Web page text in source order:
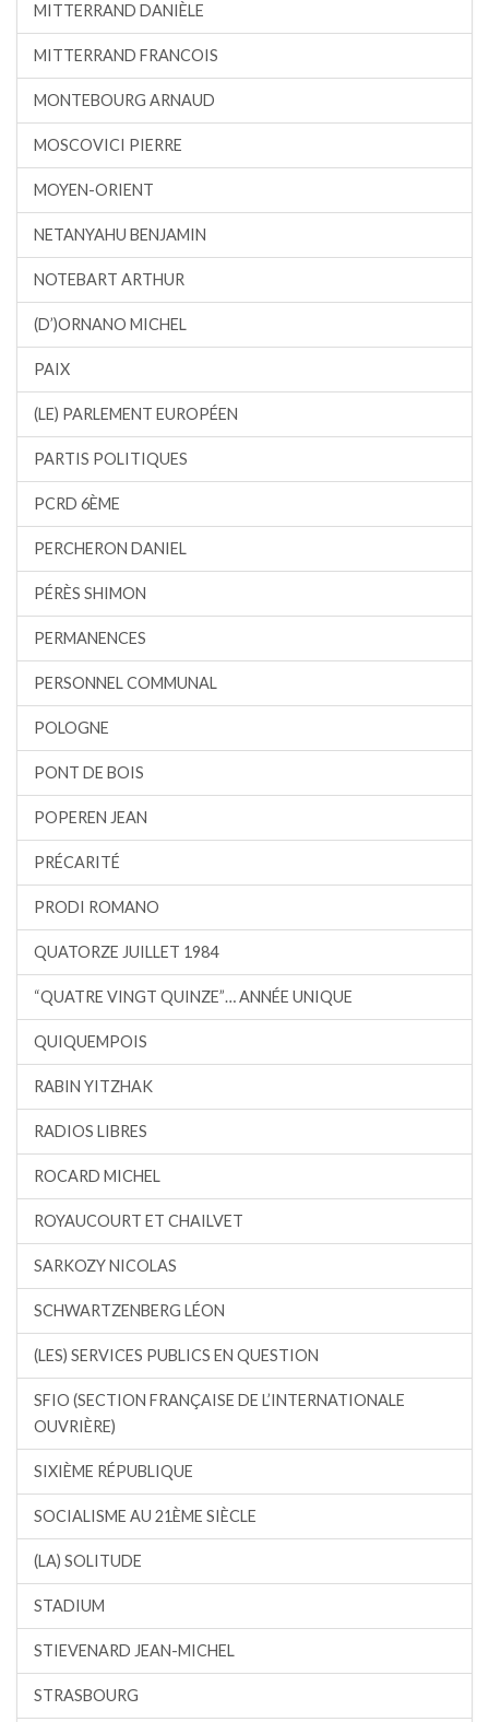
MITTERRAND DANIÈLE
MITTERRAND FRANCOIS
MONTEBOURG ARNAUD
MOSCOVICI PIERRE
MOYEN-ORIENT
NETANYAHU BENJAMIN
NOTEBART ARTHUR
(D’)ORNANO MICHEL
PAIX
(LE) PARLEMENT EUROPÉEN
PARTIS POLITIQUES
PCRD 6ÈME
PERCHERON DANIEL
PÉRÈS SHIMON
PERMANENCES
PERSONNEL COMMUNAL
POLOGNE
PONT DE BOIS
POPEREN JEAN
PRÉCARITÉ
PRODI ROMANO
QUATORZE JUILLET 1984
“QUATRE VINGT QUINZE”… ANNÉE UNIQUE
QUIQUEMPOIS
RABIN YITZHAK
RADIOS LIBRES
ROCARD MICHEL
ROYAUCOURT ET CHAILVET
SARKOZY NICOLAS
SCHWARTZENBERG LÉON
(LES) SERVICES PUBLICS EN QUESTION
SFIO (SECTION FRANÇAISE DE L’INTERNATIONALE
OUVRIÈRE)
SIXIÈME RÉPUBLIQUE
SOCIALISME AU 21ÈME SIÈCLE
(LA) SOLITUDE
STADIUM
STIEVENARD JEAN-MICHEL
STRASBOURG